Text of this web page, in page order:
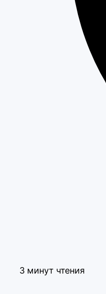
3 минут чтения